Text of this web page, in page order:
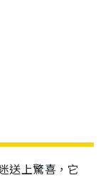
送上驚喜，它